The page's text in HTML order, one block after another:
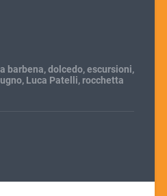
barbena,dolcedo,escursioni,
, Luca Patelli, rocchetta